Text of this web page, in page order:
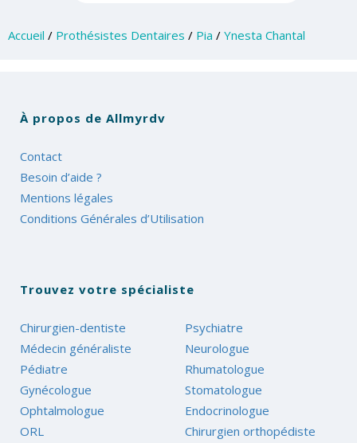
Accueil / Prothésistes Dentaires / Pia / Ynesta Chantal
À propos de Allmyrdv
Contact
Besoin d’aide ?
Mentions légales
Conditions Générales d’Utilisation
Trouvez votre spécialiste
Chirurgien-dentiste
Médecin généraliste
Pédiatre
Gynécologue
Ophtalmologue
ORL
Psychiatre
Neurologue
Rhumatologue
Stomatologue
Endocrinologue
Chirurgien orthopédiste